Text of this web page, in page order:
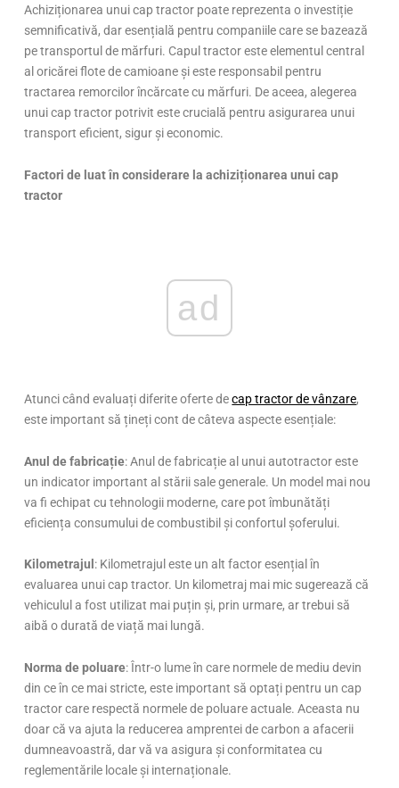
Achiziționarea unui cap tractor poate reprezenta o investiție
semnificativă, dar esențială pentru companiile care se bazează
pe transportul de mărfuri. Capul tractor este elementul central
al oricărei flote de camioane și este responsabil pentru
tractarea remorcilor încărcate cu mărfuri. De aceea, alegerea
unui cap tractor potrivit este crucială pentru asigurarea unui
transport eficient, sigur și economic.
Factori de luat în considerare la achiziționarea unui cap
tractor
ad
Atunci când evaluați diferite oferte decap tractor de vânzare,
este important să țineți cont de câteva aspecte esențiale:
Anul de fabricație: Anul de fabricație al unui autotractor este
un indicator important al stării sale generale. Un model mai nou
va fi echipat cu tehnologii moderne, care pot îmbunătăți
eficiența consumului de combustibil și confortul șoferului.
Kilometrajul : Kilometrajul este un alt factor esențial în
evaluarea unui cap tractor. Un kilometraj mai mic sugerează că
vehiculul a fost utilizat mai puțin și, prin urmare, ar trebui să
aibă o durată de viață mai lungă.
Norma de poluare: Într-o lume în care normele de mediu devin
din ce în ce mai stricte, este important să optați pentru un cap
tractor care respectă normele de poluare actuale. Aceasta nu
doar că va ajuta la reducerea amprentei de carbon a afacerii
dumneavoastră, dar vă va asigura și conformitatea cu
reglementările locale și internaționale.